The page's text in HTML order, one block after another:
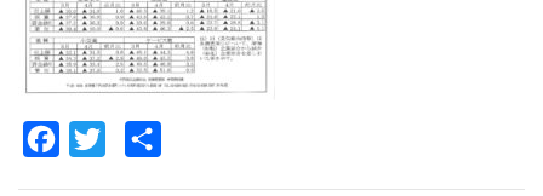
FacebookTwitter